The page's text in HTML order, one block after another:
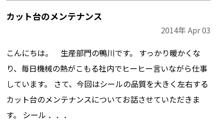
カット台のメンテナンス
2014年 Apr03
こんにちは。 生産部門の鴨川です。 すっかり暖かくな
り、毎日機械の熱がこもる社内でヒーヒー言いながら仕事
しています。 さて、今回はシールの品質を大きく左右する
カット台のメンテナンスについてお話させていただきま
す。 シール ．．．